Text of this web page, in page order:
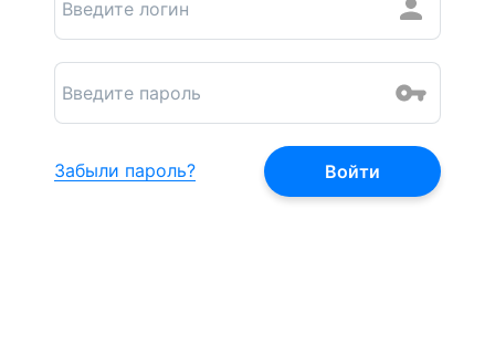
Забыли пароль?